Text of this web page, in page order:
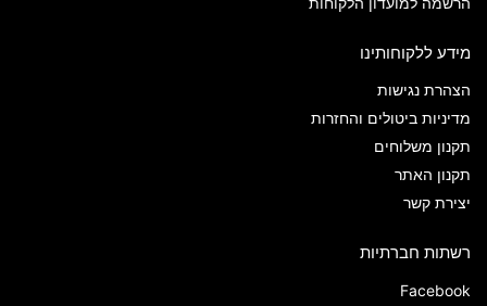
מידע ללקוחותינו
הצהרת נגישות
מדיניות ביטולים והחזרות
תקנון משלוחים
תקנון האתר
יצירת קשר
רשתות חברתיות
Facebook